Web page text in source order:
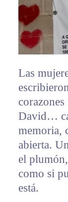
Las
David…
memoria,
abierta.
el
como si
está.